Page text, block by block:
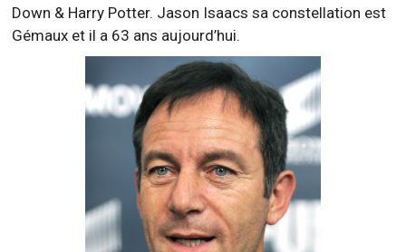
Down & Harry Potter. Jason Isaacs sa constellation est
Gémaux et il a 63 ans aujourd’hui.